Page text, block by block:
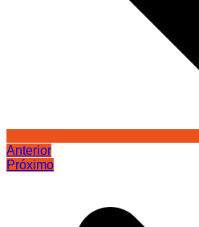
Anterior
Próximo